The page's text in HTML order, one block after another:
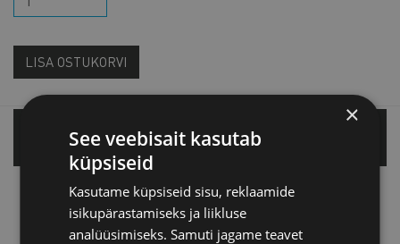
LISA OSTUKORVI
Tallinnas
Tartu esindus
×
See veebisait kasutab
küpsiseid
Kasutame küpsiseid sisu, reklaamide
isikupärastamiseks ja liikluse
analüüsimiseks. Samuti jagame teavet